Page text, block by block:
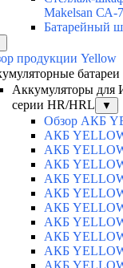
Makelsan СА-
Батарейный
продукции Yellow
Аккумуляторы
серии HR/HRL
▼
Обзор АКБ
АКБ
АКБ
АКБ
АКБ
АКБ
АКБ
АКБ
АКБ
АКБ